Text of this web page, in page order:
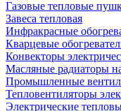
Газовые тепловые
Завеса тепловая
Инфракрасные
Кварцевые
Конвекторы
Масляные радиаторы
Промышленные
Тепловентиляторы
Электрические